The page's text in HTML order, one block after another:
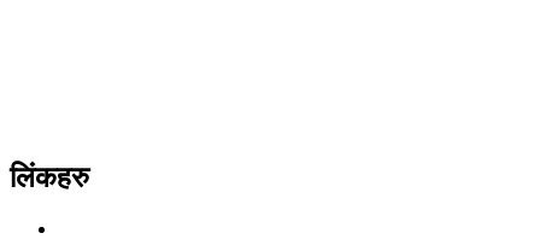
लिंकहरु